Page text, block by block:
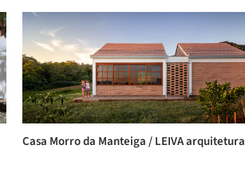
Casa Morro da Manteiga / LEIVA arquitetura